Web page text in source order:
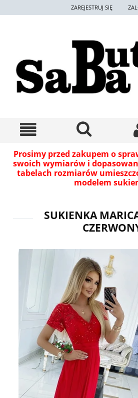
ZAREJESTRUJ SIĘ
Prosimy przed zakupem o
swoich wymiarów i
tabelach rozmiarów
modelem
SUKIENKA